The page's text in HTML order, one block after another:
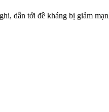
dẫn tới đề kháng bị giảm